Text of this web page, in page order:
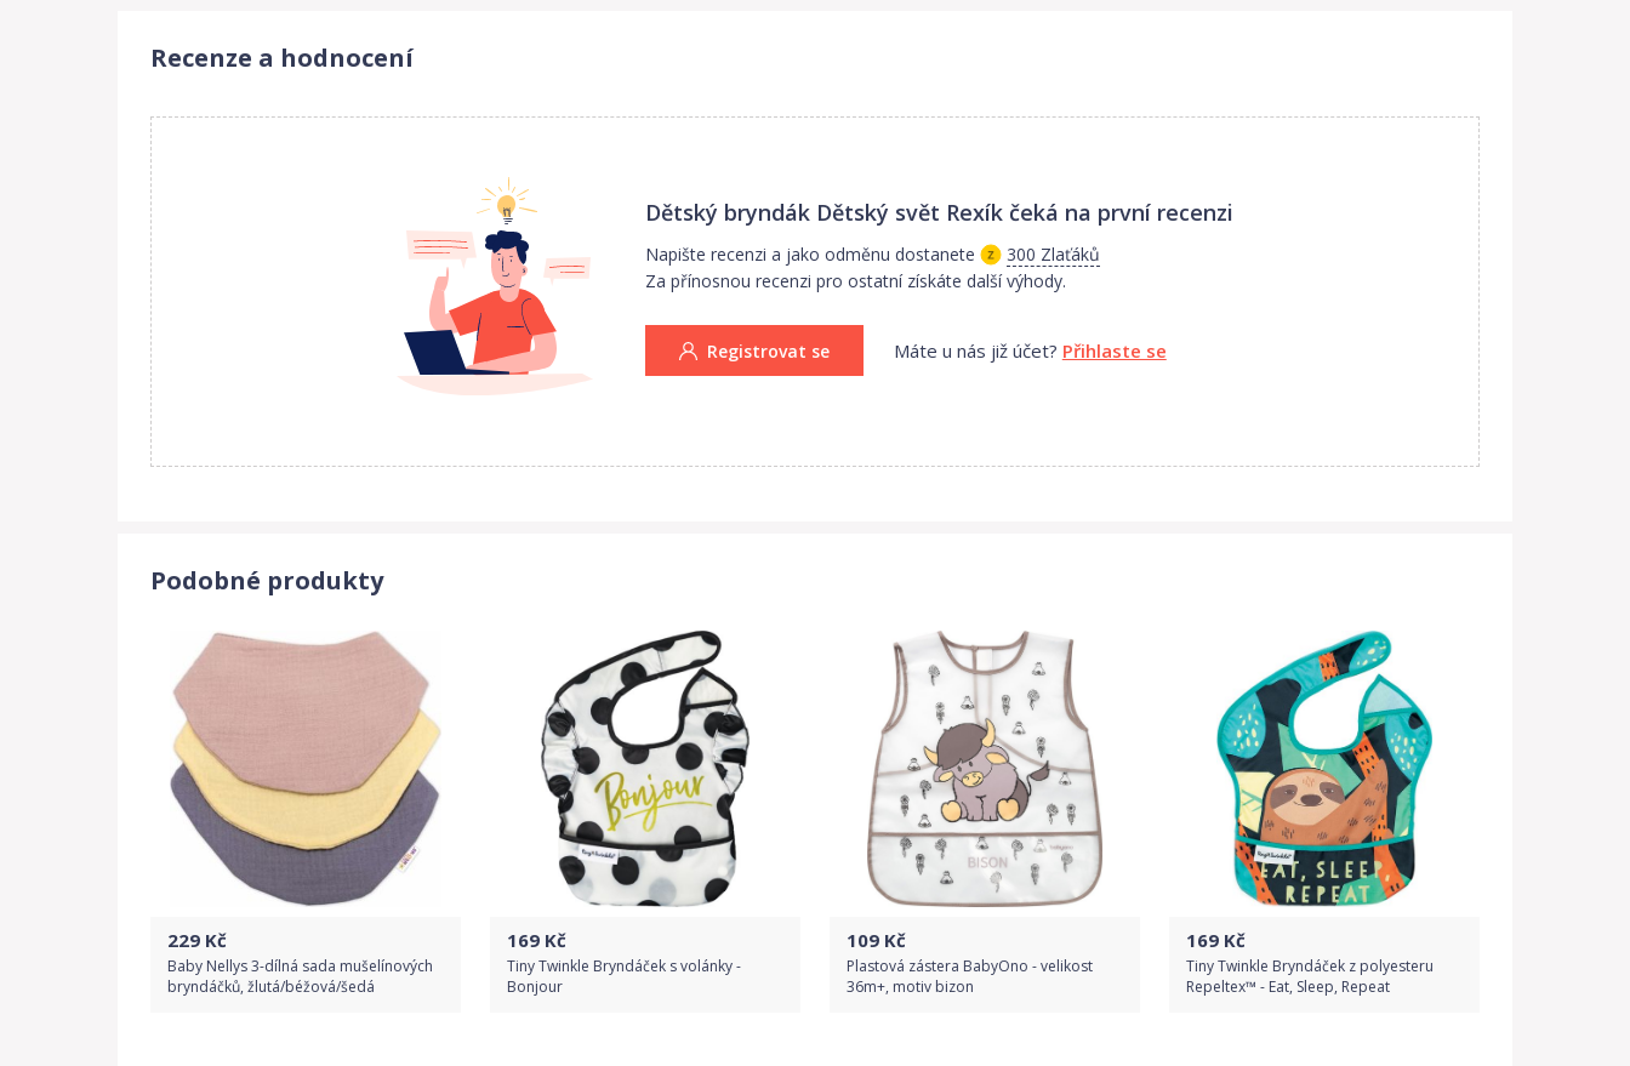
Recenze a hodnocení
Dětský bryndák Dětský svět Rexík čeká na první recenzi
Napište recenzi a jako odměnu dostanete
300 Zlaťáků
Za přínosnou recenzi pro ostatní získáte další výhody.
Registrovat se Máte u nás již účet? Přihlaste se
Podobné produkty
229 Kč
Baby Nellys 3-dílná sada mušelínových
bryndáčků, žlutá/béžová/šedá
169 Kč
Tiny Twinkle Bryndáček s volánky -
Bonjour
109 Kč
Plastová zástera BabyOno - velikost
36m+, motiv bizon
169 Kč
Tiny Twinkle Bryndáček z polyesteru
Repeltex™ - Eat, Sleep, Repeat